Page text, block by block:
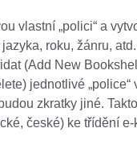
vlastní „polici“ a
roku, žánru,
(Add New
jednotlivé „police“
zkratky jiné.
české) ke třídění e-